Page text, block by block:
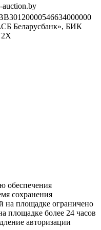
auction.by
Беларусбанк», БИК
обеспечения
сохранения
на площадке ограничено
площадке более 24 часов
авторизации